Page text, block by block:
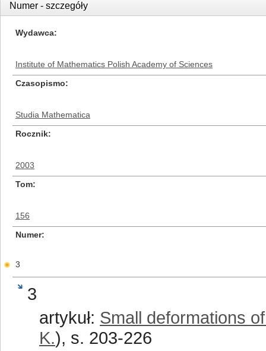
Numer - szczegóły
Wydawca
Institute of Mathematics Polish Academy of Sciences
Czasopismo
Studia Mathematica
Rocznik
2003
Tom
156
Numer
3
3
artykuł: Small deformations
K.), s. 203-226